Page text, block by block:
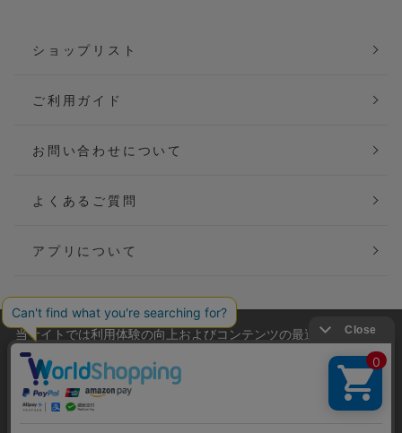
ショップリスト
ご利用ガイド
お問い合わせについて
よくあるご質問
アプリについて
会社概要
ご利用規約
当サイトでは利用体験の向上およびコンテンツの最適な提供、ト
ラフィックの分析を目的としてCookieを使用しています。
サイトの閲覧を継続された場合、Cookieの利用に同意したことも
のといたします。
詳細については
をご確認ください。